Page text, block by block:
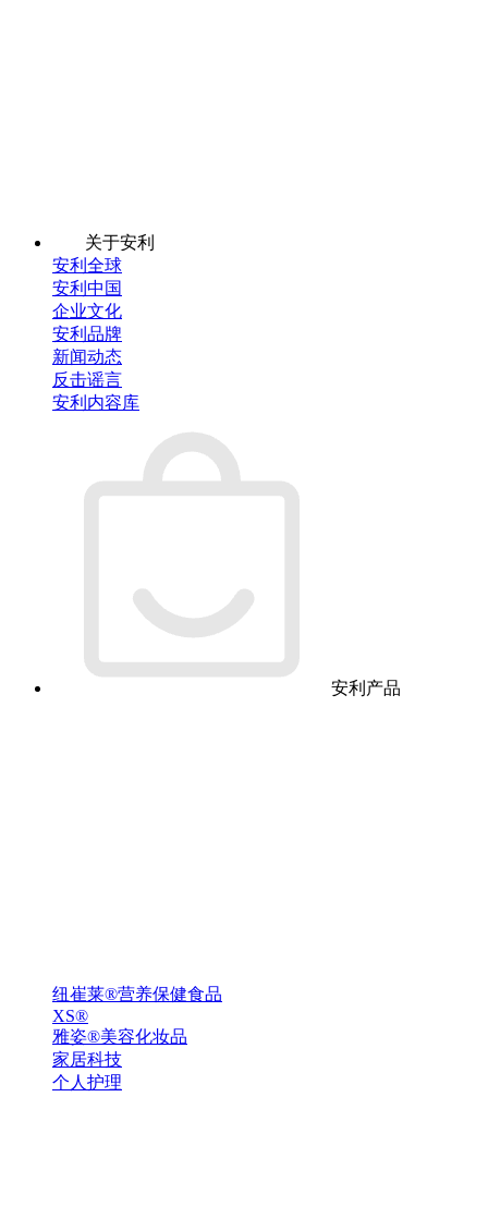
关于安利
安利全球
安利中国
企业文化
安利品牌
新闻动态
反击谣言
安利内容库
安利产品
纽崔莱®营养保健食品
XS®
雅姿®美容化妆品
家居科技
个人护理